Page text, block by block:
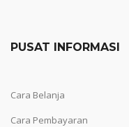
PUSAT INFORMASI
Cara Belanja
Cara Pembayaran